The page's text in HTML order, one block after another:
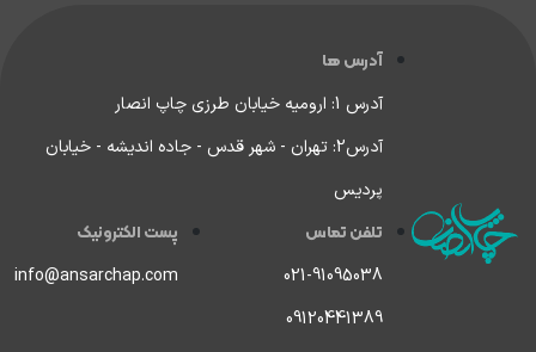
آدرس ها
آدرس 1: ارومیه خیابان طرزی چاپ انصار
آدرس2: تهران - شهر قدس - جاده اندیشه - خیابان
پردیس
تلفن تماس
021-91095038
09120441389
پست الکترونیک
info@ansarchap.com